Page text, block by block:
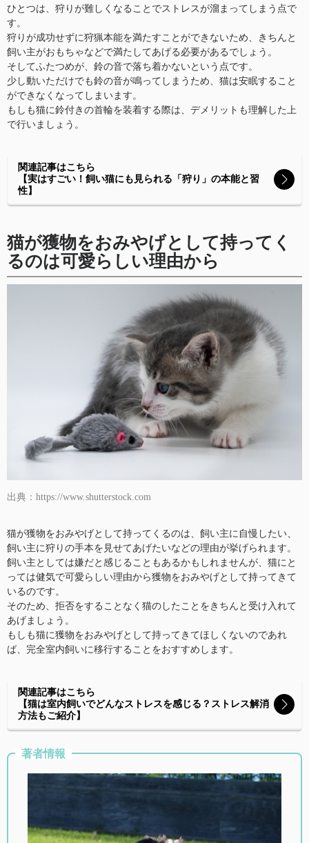
ひとつは、狩りが難しくなることでストレスが溜まってしまう点で
す。
狩りが成功せずに狩猟本能を満たすことができないため、きちんと
飼い主がおもちゃなどで満たしてあげる必要があるでしょう。
そしてふたつめが、鈴の音で落ち着かないという点です。
少し動いただけでも鈴の音が鳴ってしまうため、猫は安眠すること
ができなくなってしまいます。
もしも猫に鈴付きの首輪を装着する際は、デメリットも理解した上
で行いましょう。
関連記事はこちら
【実はすごい！飼い猫にも見られる「狩り」の本能と習
性】
猫が獲物をおみやげとして持ってく
るのは可愛らしい理由から
出典：https://www.shutterstock.com
猫が獲物をおみやげとして持ってくるのは、飼い主に自慢したい、
飼い主に狩りの手本を見せてあげたいなどの理由が挙げられます。
飼い主としては嫌だと感じることもあるかもしれませんが、猫にと
っては健気で可愛らしい理由から獲物をおみやげとして持ってきて
いるのです。
そのため、拒否をすることなく猫のしたことをきちんと受け入れて
あげましょう。
もしも猫に獲物をおみやげとして持ってきてほしくないのであれ
ば、完全室内飼いに移行することをおすすめします。
関連記事はこちら
【猫は室内飼いでどんなストレスを感じる？ストレス解消
方法もご紹介】
著者情報